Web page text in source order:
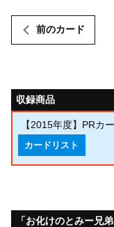
前のカード
収録商品
【2015年度】PRカ
カードリスト
「お化けのとみー兄